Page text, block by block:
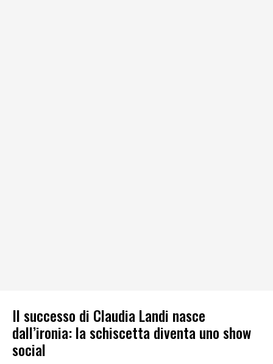
Il successo di Claudia Landi nasce
dall’ironia: la schiscetta diventa uno show
social